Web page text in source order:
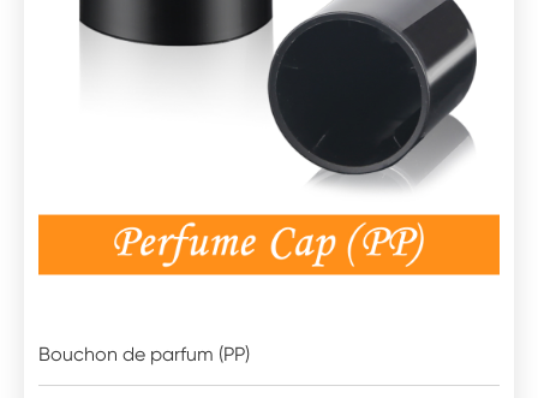
Bouchon de parfum (PP)